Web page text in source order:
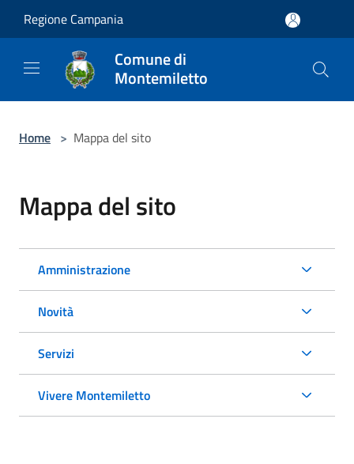
Regione Campania
Comune di
Montemiletto
Home > Mappa del sito
Mappa del sito
Amministrazione
Novità
Servizi
Vivere Montemiletto